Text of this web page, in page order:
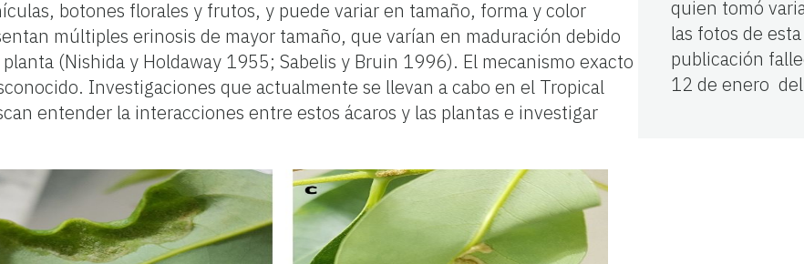
botones florales y frutos, y puede variar en tamaño, forma y color
múltiples erinosis de mayor tamaño, que varían en maduración debido
(Nishida y Holdaway 1955; Sabelis y Bruin 1996). El mecanismo exacto
Investigaciones que actualmente se llevan a cabo en el Tropical
entender la interacciones entre estos ácaros y las plantas e investigar
quien tomó
las fotos de esta
publicación
12 de enero